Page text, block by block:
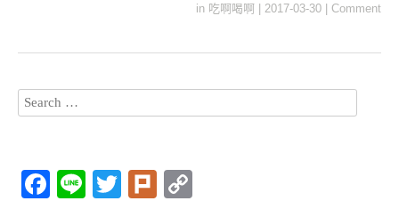
in 吃啊喝啊 | 2017-03-30 | Comment
F
Li
T
Pl